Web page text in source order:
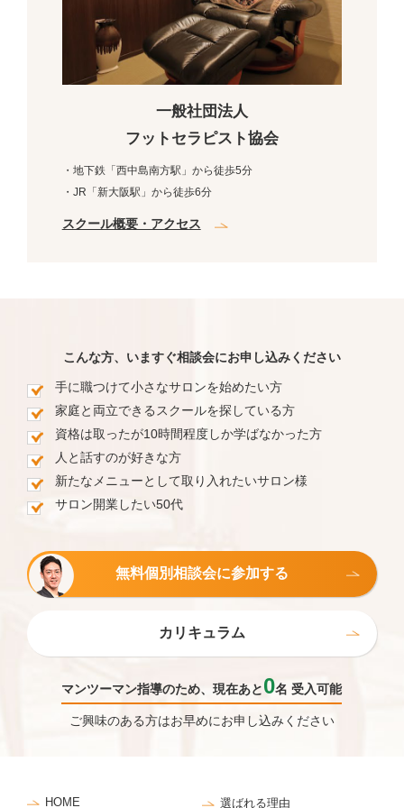
一般社団法人
フットセラピスト協会
・地下鉄「西中島南方駅」から徒歩5分
・JR「新大阪駅」から徒歩6分
スクール概要・アクセス
こんな方、いますぐ相談会にお申し込みください
手に職つけて小さなサロンを始めたい方
家庭と両立できるスクールを探している方
資格は取ったが10時間程度しか学ばなかった方
人と話すのが好きな方
新たなメニューとして取り入れたいサロン様
サロン開業したい50代
無料個別相談会に参加する
カリキュラム
マンツーマン指導のため、現在あと0名 受入可能
ご興味のある方はお早めにお申し込みください
HOME 選ばれる理由